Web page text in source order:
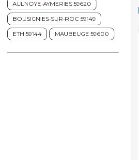
AULNOYE-AYMERIES 59620
BOUSIGNIES-SUR-ROC 59149
ETH 59144 MAUBEUGE 59600